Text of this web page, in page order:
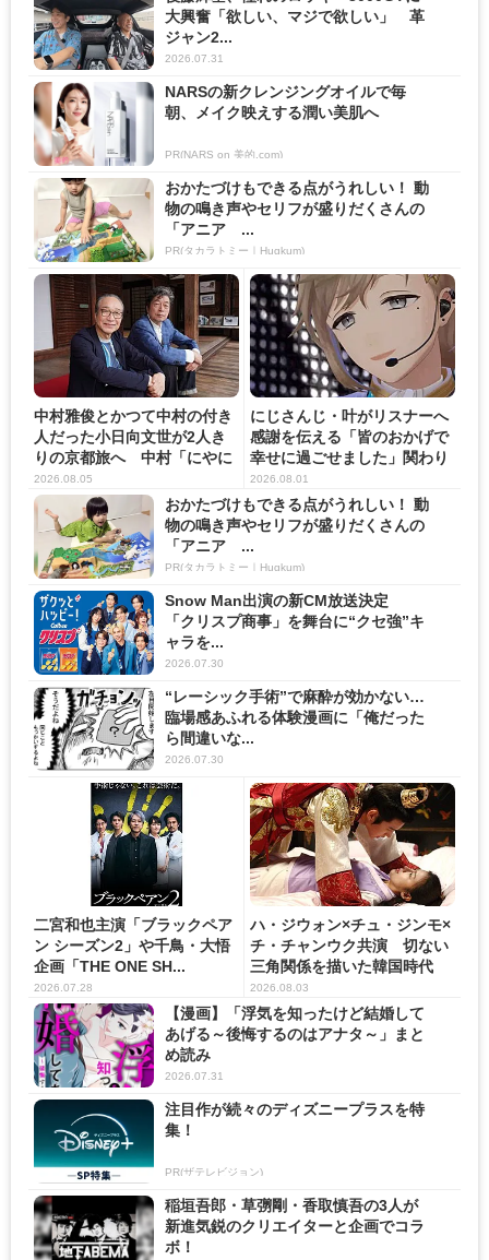
大興奮「欲しい、マジで欲しい」 革
ジャン2...
2026.07.31
NARSの新クレンジングオイルで毎
朝、メイク映えする潤い美肌へ
PR(NARS on 美的.com)
おかたづけもできる点がうれしい！ 動
物の鳴き声やセリフが盛りだくさんの
「アニア ...
PR(タカラトミー｜Hugkum)
中村雅俊とかつて中村の付き
人だった小日向文世が2人き
りの京都旅へ 中村「にやに
や...
2026.08.05
にじさんじ・叶がリスナーへ
感謝を伝える「皆のおかげで
幸せに過ごせました」関わり
の...
2026.08.01
おかたづけもできる点がうれしい！ 動
物の鳴き声やセリフが盛りだくさんの
「アニア ...
PR(タカラトミー｜Hugkum)
Snow Man出演の新CM放送決定
「クリスプ商事」を舞台に“クセ強”キ
ャラを...
2026.07.30
“レーシック手術”で麻酔が効かない…
臨場感あふれる体験漫画に「俺だった
ら間違いな...
2026.07.30
二宮和也主演「ブラックペア
ン シーズン2」や千鳥・大悟
企画「THE ONE SH...
2026.07.28
ハ・ジウォン×チュ・ジンモ×
チ・チャンウク共演 切ない
三角関係を描いた韓国時代
劇...
2026.08.03
【漫画】「浮気を知ったけど結婚して
あげる～後悔するのはアナタ～」まと
め読み
2026.07.31
注目作が続々のディズニープラスを特
集！
PR(ザテレビジョン)
稲垣吾郎・草彅剛・香取慎吾の3人が
新進気鋭のクリエイターと企画でコラ
ボ！